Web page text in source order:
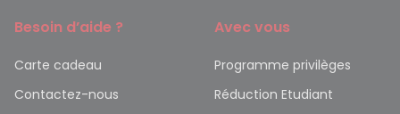
Besoin d’aide ?
Carte cadeau
Contactez-nous
Avec vous
Programme privilèges
Réduction Etudiant